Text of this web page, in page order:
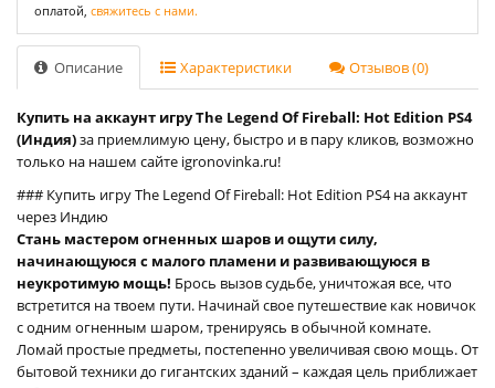
оплатой, свяжитесь с нами.
Описание Характеристики Отзывов (0)
Купить на аккаунт игру The Legend Of Fireball: Hot Edition PS4
(Индия)за приемлимую цену, быстро и в пару кликов, возможно
только на нашем сайте igronovinka.ru!
### Купить игру The Legend Of Fireball: Hot Edition PS4 на аккаунт
через Индию
Стань мастером огненных шаров и ощути силу,
начинающуюся с малого пламени и развивающуюся в
неукротимую мощь! Брось вызов судьбе, уничтожая все, что
встретится на твоем пути. Начинай свое путешествие как новичок
с одним огненным шаром, тренируясь в обычной комнате.
Ломай простые предметы, постепенно увеличивая свою мощь. От
бытовой техники до гигантских зданий – каждая цель приближает